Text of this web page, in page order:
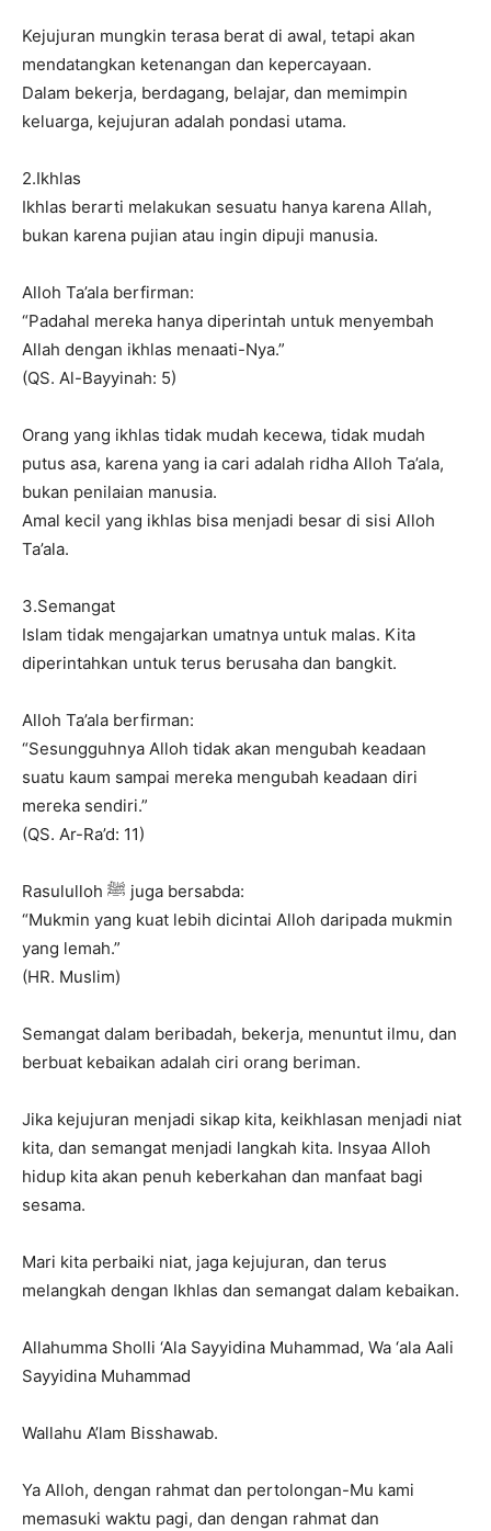
Kejujuran mungkin terasa berat di awal, tetapi akan
mendatangkan ketenangan dan kepercayaan.
Dalam bekerja, berdagang, belajar, dan memimpin
keluarga, kejujuran adalah pondasi utama.
2.Ikhlas
Ikhlas berarti melakukan sesuatu hanya karena Allah,
bukan karena pujian atau ingin dipuji manusia.
Alloh Ta’ala berfirman:
“Padahal mereka hanya diperintah untuk menyembah
Allah dengan ikhlas menaati-Nya.”
(QS. Al-Bayyinah: 5)
Orang yang ikhlas tidak mudah kecewa, tidak mudah
putus asa, karena yang ia cari adalah ridha Alloh Ta’ala,
bukan penilaian manusia.
Amal kecil yang ikhlas bisa menjadi besar di sisi Alloh
Ta’ala.
3.Semangat
Islam tidak mengajarkan umatnya untuk malas. Kita
diperintahkan untuk terus berusaha dan bangkit.
Alloh Ta’ala berfirman:
“Sesungguhnya Alloh tidak akan mengubah keadaan
suatu kaum sampai mereka mengubah keadaan diri
mereka sendiri.”
(QS. Ar-Ra’d: 11)
Rasululloh ﷺ juga bersabda:
“Mukmin yang kuat lebih dicintai Alloh daripada mukmin
yang lemah.”
(HR. Muslim)
Semangat dalam beribadah, bekerja, menuntut ilmu, dan
berbuat kebaikan adalah ciri orang beriman.
Jika kejujuran menjadi sikap kita, keikhlasan menjadi niat
kita, dan semangat menjadi langkah kita. Insyaa Alloh
hidup kita akan penuh keberkahan dan manfaat bagi
sesama.
Mari kita perbaiki niat, jaga kejujuran, dan terus
melangkah dengan Ikhlas dan semangat dalam kebaikan.
Allahumma Sholli ‘Ala Sayyidina Muhammad, Wa ‘ala Aali
Sayyidina Muhammad
Wallahu A’lam Bisshawab.
Ya Alloh, dengan rahmat dan pertolongan-Mu kami
memasuki waktu pagi, dan dengan rahmat dan